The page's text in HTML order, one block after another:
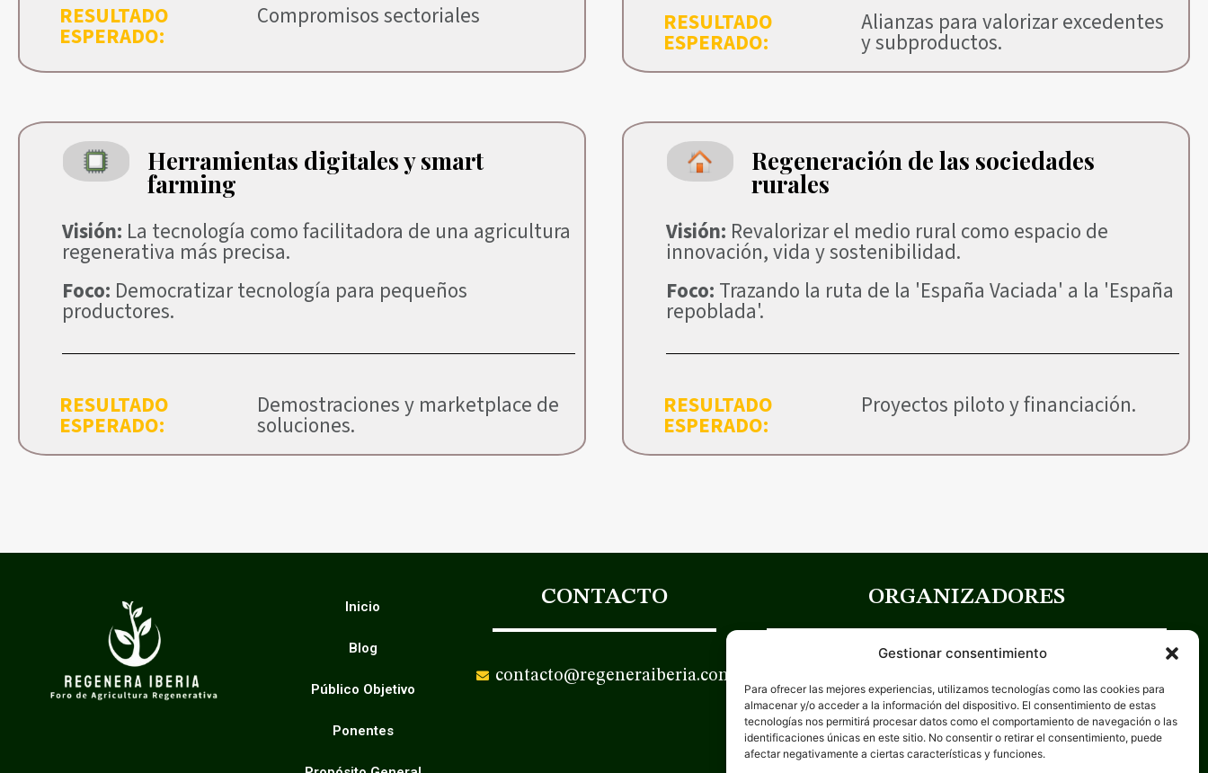
Gestionar consentimiento
Para ofrecer las mejores experiencias, utilizamos tecnologías como las cookies para
almacenar y/o acceder a la información del dispositivo. El consentimiento de estas
tecnologías nos permitirá procesar datos como el comportamiento de navegación o las
identificaciones únicas en este sitio. No consentir o retirar el consentimiento, puede
afectar negativamente a ciertas características y funciones.
RESULTADO
ESPERADO:
Compromisos sectoriales RESULTADO
ESPERADO:
Alianzas para valorizar excedentes
y subproductos.
Herramientas digitales y smart
farming
Visión: La tecnología como facilitadora de una agricultura
regenerativa más precisa.
Foco: Democratizar tecnología para pequeños
productores.
RESULTADO
ESPERADO:
Demostraciones y marketplace de
soluciones.
Regeneración de las sociedades
rurales
Visión: Revalorizar el medio rural como espacio de
innovación, vida y sostenibilidad.
Foco: Trazando la ruta de la 'España Vaciada' a la 'España
repoblada'.
RESULTADO
ESPERADO:
Proyectos piloto y financiación.
Inicio
Blog
Público Objetivo
Ponentes
CONTACTO
contacto@regeneraiberia.com
ORGANIZADORES